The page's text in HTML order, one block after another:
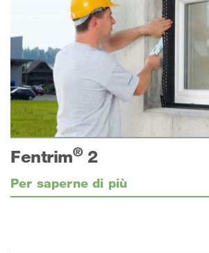
Fentrim® 2
Per saperne di più